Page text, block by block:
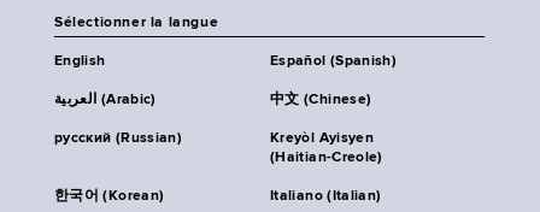
Sélectionner la langue
English Español (Spanish)
العربية (Arabic) 中文 (Chinese)
русский (Russian)
Kreyòl Ayisyen
(Haitian-Creole)
한국어 (Korean) Italiano (Italian)